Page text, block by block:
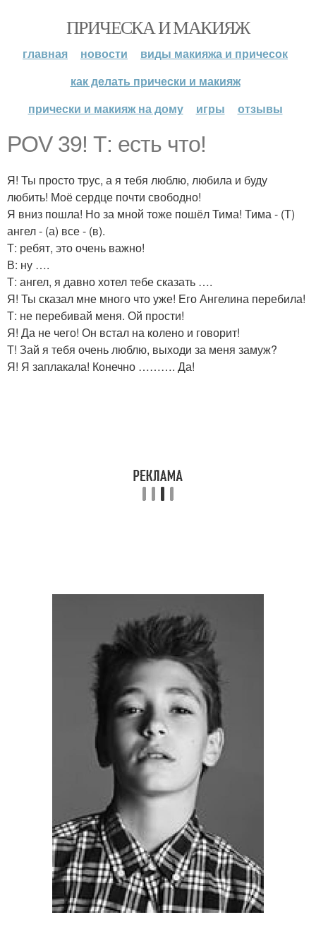
ПРИЧЕСКА И МАКИЯЖ
главная новости
виды макияжа и причесок
как делать прически и макияж
прически и макияж на дому
игры отзывы
POV 39! Т: есть что!
Я! Ты просто трус, а я тебя люблю, любила и буду
любить! Моё сердце почти свободно!
Я вниз пошла! Но за мной тоже пошёл Тима! Тима - (Т)
ангел - (а) все - (в).
Т: ребят, это очень важно!
В: ну ….
Т: ангел, я давно хотел тебе сказать ….
Я! Ты сказал мне много что уже! Его Ангелина перебила!
Т: не перебивай меня. Ой прости!
Я! Да не чего! Он встал на колено и говорит!
Т! Зай я тебя очень люблю, выходи за меня замуж?
Я! Я заплакала! Конечно ………. Да!